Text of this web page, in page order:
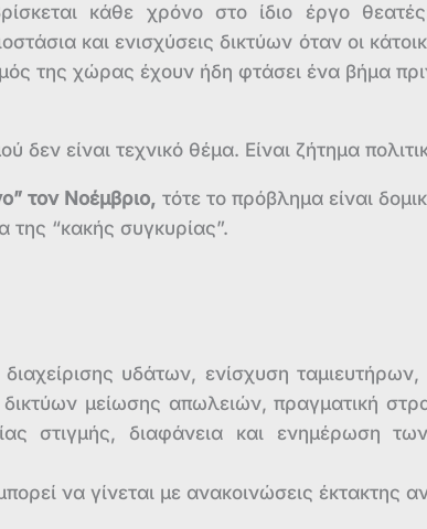
κάθε χρόνο στο ίδιο έργο
και ενισχύσεις δικτύων όταν οι
της χώρας έχουν ήδη φτάσει ένα βήμα
δεν είναι τεχνικό θέμα. Είναι ζήτημα
τον Νοέμβριο, τότε το πρόβλημα είναι
της “κακής συγκυρίας”.
υδάτων, ενίσχυση
μείωσης απωλειών, πραγματική
στιγμής, διαφάνεια και ενημέρωση
να γίνεται με ανακοινώσεις έκτακτης